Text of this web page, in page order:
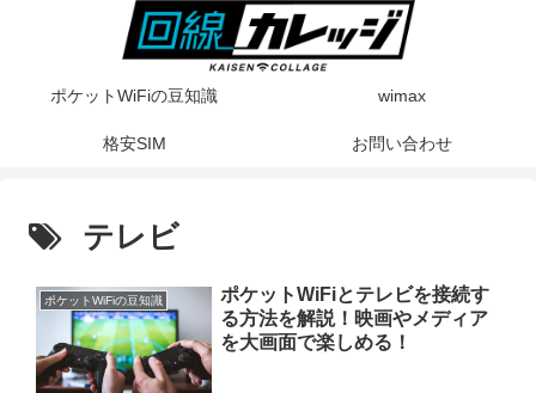
ポケットWiFiの豆知識 wimax
格安SIM お問い合わせ
テレビ
ポケットWiFiの豆知識
ポケットWiFiとテレビを接続す
る方法を解説！映画やメディア
を大画面で楽しめる！